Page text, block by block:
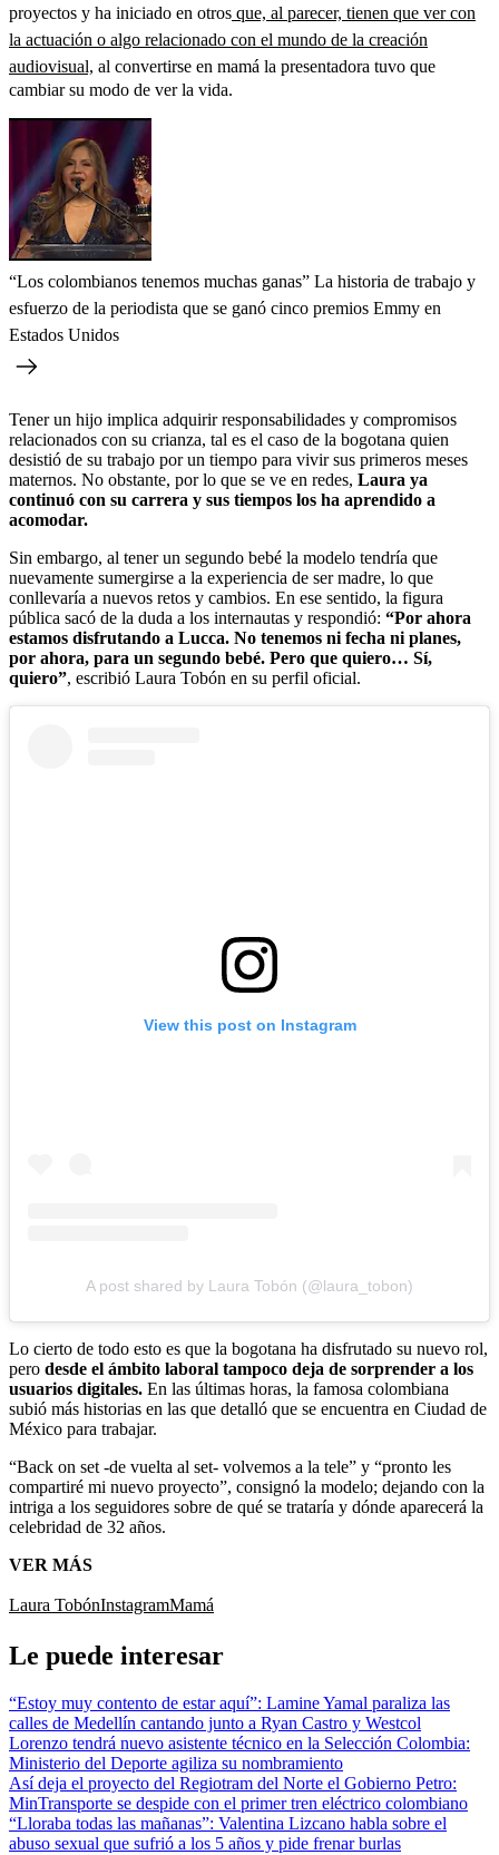
proyectos y ha iniciado en otros que, al parecer, tienen que ver con
la actuación o algo relacionado con el mundo de la creación
audiovisual, al convertirse en mamá la presentadora tuvo que
cambiar su modo de ver la vida.
“Los colombianos tenemos muchas ganas” La historia de trabajo y
esfuerzo de la periodista que se ganó cinco premios Emmy en
Estados Unidos
Tener un hijo implica adquirir responsabilidades y compromisos
relacionados con su crianza, tal es el caso de la bogotana quien
desistió de su trabajo por un tiempo para vivir sus primeros meses
maternos. No obstante, por lo que se ve en redes, Laura ya
continuó con su carrera y sus tiempos los ha aprendido a
acomodar.
Sin embargo, al tener un segundo bebé la modelo tendría que
nuevamente sumergirse a la experiencia de ser madre, lo que
conllevaría a nuevos retos y cambios. En ese sentido, la figura
pública sacó de la duda a los internautas y respondió: “Por ahora
estamos disfrutando a Lucca. No tenemos ni fecha ni planes,
por ahora, para un segundo bebé. Pero que quiero… Sí,
quiero”, escribió Laura Tobón en su perfil oficial.
View this post on Instagram
A post shared by Laura Tobón (@laura_tobon)
Lo cierto de todo esto es que la bogotana ha disfrutado su nuevo rol,
pero desde el ámbito laboral tampoco deja de sorprender a los
usuarios digitales. En las últimas horas, la famosa colombiana
subió más historias en las que detalló que se encuentra en Ciudad de
México para trabajar.
“Back on set -de vuelta al set- volvemos a la tele” y “pronto les
compartiré mi nuevo proyecto”, consignó la modelo; dejando con la
intriga a los seguidores sobre de qué se trataría y dónde aparecerá la
celebridad de 32 años.
VER MÁS
Laura TobónInstagramMamá
Le puede interesar
“Estoy muy contento de estar aquí”: Lamine Yamal paraliza las
calles de Medellín cantando junto a Ryan Castro y Westcol
Lorenzo tendrá nuevo asistente técnico en la Selección Colombia:
Ministerio del Deporte agiliza su nombramiento
Así deja el proyecto del Regiotram del Norte el Gobierno Petro:
MinTransporte se despide con el primer tren eléctrico colombiano
“Lloraba todas las mañanas”: Valentina Lizcano habla sobre el
abuso sexual que sufrió a los 5 años y pide frenar burlas